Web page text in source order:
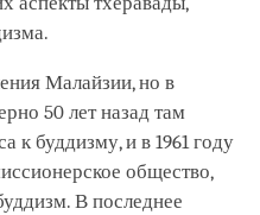
Малайзии, но в
50 лет назад там
к буддизму, и в 1961 году
общество,
В последнее